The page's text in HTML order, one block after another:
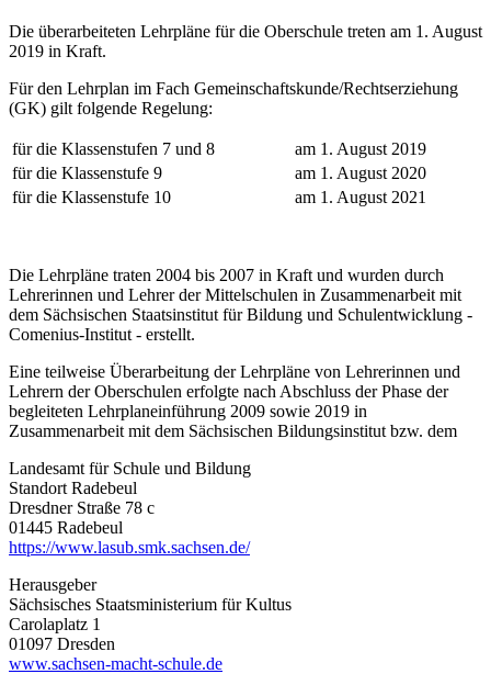
Die überarbeiteten Lehrpläne für die Oberschule treten am 1. August
2019 in Kraft.
Für den Lehrplan im Fach Gemeinschaftskunde/Rechtserziehung
(GK) gilt folgende Regelung:
für die Klassenstufen 7 und 8
am 1. August 2019
für die Klassenstufe 9
am 1. August 2020
für die Klassenstufe 10
am 1. August 2021
Die Lehrpläne traten 2004 bis 2007 in Kraft und wurden durch
Lehrerinnen und Lehrer der Mittelschulen in Zusammenarbeit mit
dem Sächsischen Staatsinstitut für Bildung und Schulentwicklung -
Comenius-Institut - erstellt.
Eine teilweise Überarbeitung der Lehrpläne von Lehrerinnen und
Lehrern der Oberschulen erfolgte nach Abschluss der Phase der
begleiteten Lehrplaneinführung 2009 sowie 2019 in
Zusammenarbeit mit dem Sächsischen Bildungsinstitut bzw. dem
Landesamt für Schule und Bildung
Standort Radebeul
Dresdner Straße 78 c
01445 Radebeul
https://www.lasub.smk.sachsen.de/
Herausgeber
Sächsisches Staatsministerium für Kultus
Carolaplatz 1
01097 Dresden
www.sachsen-macht-schule.de